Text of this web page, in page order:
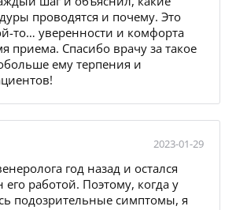
проводятся и почему. Это
то… уверенности и комфорта
приема. Спасибо врачу за такое
ему терпения и
2023-01-29
год назад и остался
работой. Поэтому, когда у
подозрительные симптомы, я